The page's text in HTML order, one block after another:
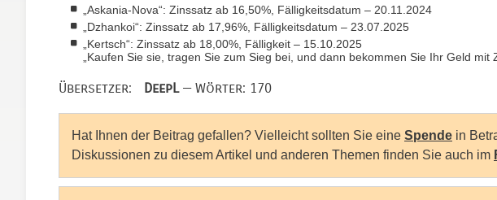
„Askania-Nova“: Zinssatz ab 16,50%, Fälligkeitsdatum – 20.11.2024
„Dzhankoi“: Zinssatz ab 17,96%, Fälligkeitsdatum – 23.07.2025
„Kertsch“: Zinssatz ab 18,00%, Fälligkeit – 15.10.2025
„Kaufen Sie sie, tragen Sie zum Sieg bei, und dann bekommen Sie Ihr Geld mit
Übersetzer: DeepL— Wörter: 170
Hat Ihnen der Beitrag gefallen? Vielleicht sollten Sie eine Spende in
Diskussionen zu diesem Artikel und anderen Themen finden Sie auch im